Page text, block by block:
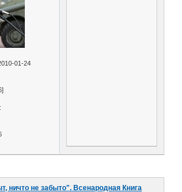
01-24
ничто не забыто". Всенародная Книга